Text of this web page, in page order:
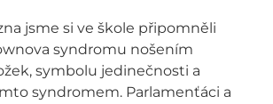
jsme si ve škole připomněli
syndromu nošením
symbolu jedinečnosti a
syndromem. Parlamenťáci a